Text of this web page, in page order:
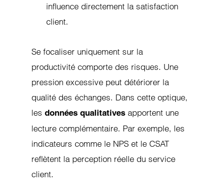
influence directement la satisfaction
client.
Se focaliser uniquement sur la
productivité comporte des risques. Une
pression excessive peut détériorer la
qualité des échanges. Dans cette optique,
lesdonnées qualitatives apportent une
lecture complémentaire. Par exemple, les
indicateurs comme le NPS et le CSAT
reflètent la perception réelle du service
client.